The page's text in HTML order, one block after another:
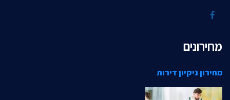
מחירונים
מחירון ניקיון דירות